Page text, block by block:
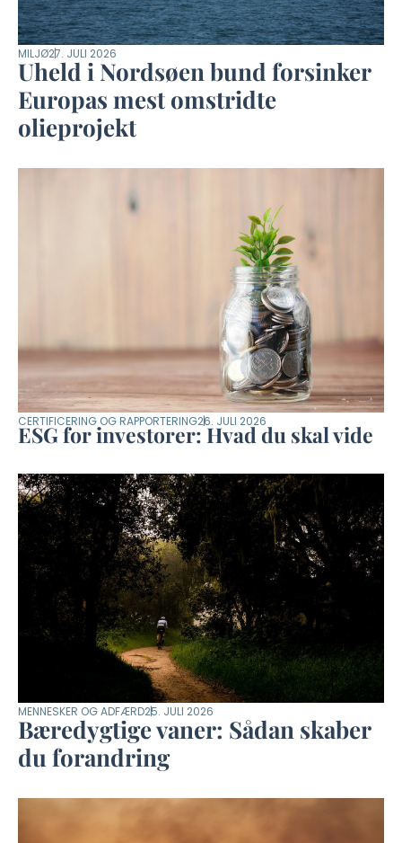
MILJØ27. JULI 2026
Uheld i Nordsøen bund forsinker
Europas mest omstridte
olieprojekt
CERTIFICERING OG RAPPORTERING26. JULI 2026
ESG for investorer: Hvad du skal vide
MENNESKER OG ADFÆRD25. JULI 2026
Bæredygtige vaner: Sådan skaber
du forandring